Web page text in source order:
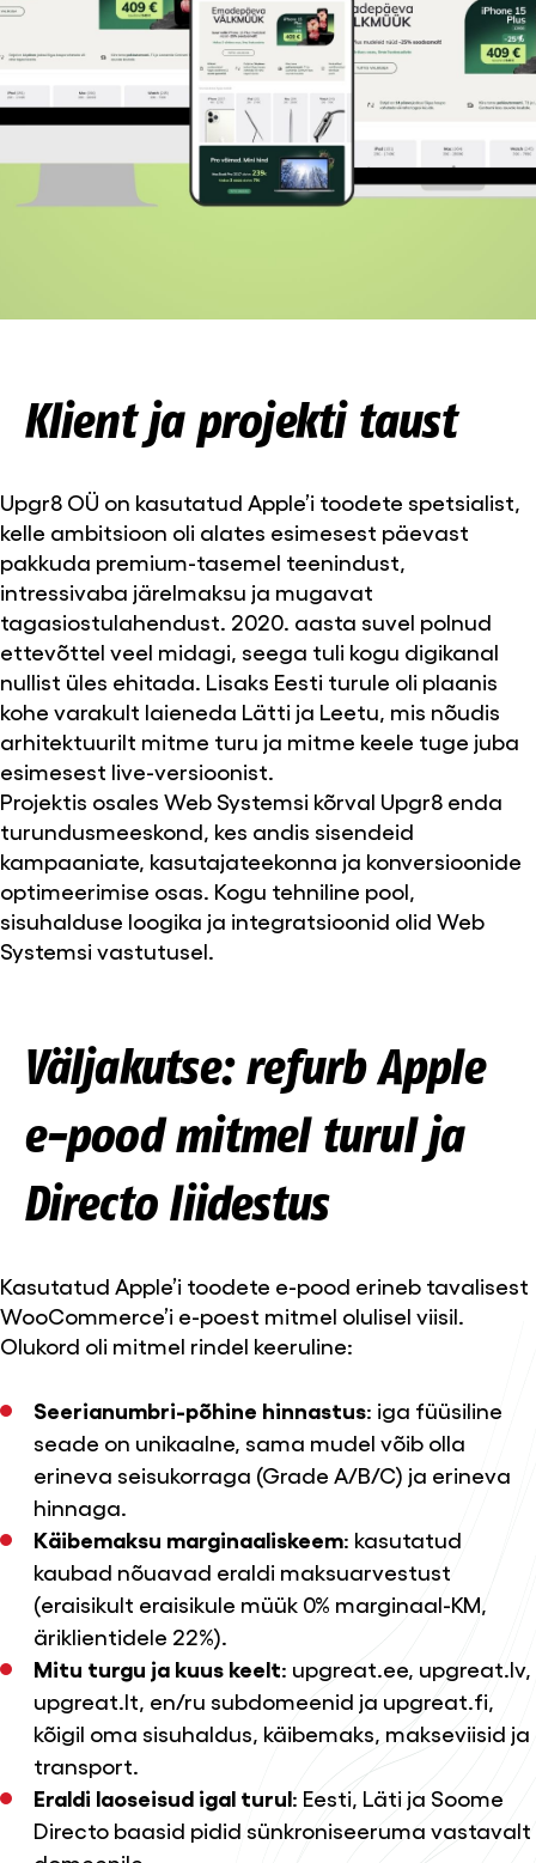
Klient ja projekti taust
Upgr8 OÜ on kasutatud Apple’i toodete spetsialist,
kelle ambitsioon oli alates esimesest päevast
pakkuda premium-tasemel teenindust,
intressivaba järelmaksu ja mugavat
tagasiostulahendust. 2020. aasta suvel polnud
ettevõttel veel midagi, seega tuli kogu digikanal
nullist üles ehitada. Lisaks Eesti turule oli plaanis
kohe varakult laieneda Lätti ja Leetu, mis nõudis
arhitektuurilt mitme turu ja mitme keele tuge juba
esimesest live-versioonist.
Projektis osales Web Systemsi kõrval Upgr8 enda
turundusmeeskond, kes andis sisendeid
kampaaniate, kasutajateekonna ja konversioonide
optimeerimise osas. Kogu tehniline pool,
sisuhalduse loogika ja integratsioonid olid Web
Systemsi vastutusel.
Väljakutse: refurb Apple
e-pood mitmel turul ja
Directo liidestus
Kasutatud Apple’i toodete e-pood erineb tavalisest
WooCommerce’i e-poest mitmel olulisel viisil.
Olukord oli mitmel rindel keeruline:
Seerianumbri-põhine hinnastus: iga füüsiline
seade on unikaalne, sama mudel võib olla
erineva seisukorraga (Grade A/B/C) ja erineva
hinnaga.
Käibemaksu marginaaliskeem: kasutatud
kaubad nõuavad eraldi maksuarvestust
(eraisikult eraisikule müük 0% marginaal-KM,
äriklientidele 22%).
Mitu turgu ja kuus keelt: upgreat.ee, upgreat.lv,
upgreat.lt, en/ru subdomeenid ja upgreat.fi,
kõigil oma sisuhaldus, käibemaks, makseviisid ja
transport.
Eraldi laoseisud igal turul: Eesti, Läti ja Soome
Directo baasid pidid sünkroniseeruma vastavalt